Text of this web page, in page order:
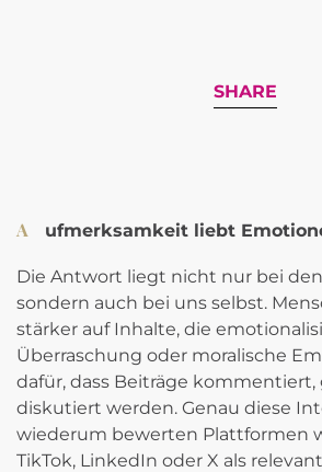
SHARE
Aufmerksamkeit liebt
Die Antwort liegt nicht nur bei
sondern auch bei uns selbst.
stärker auf Inhalte, die
Überraschung oder moralische
dafür, dass Beiträge
diskutiert werden. Genau diese
wiederum bewerten Plattformen
TikTok, LinkedIn oder X als